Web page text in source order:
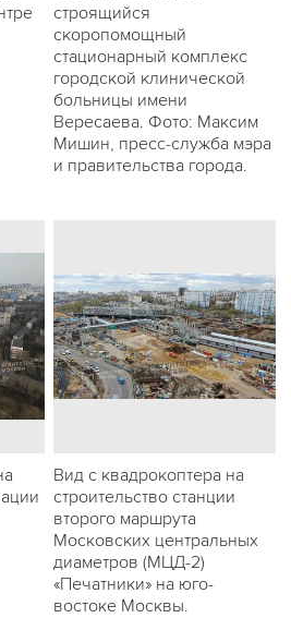
строящийся
скоропомощный
стационарный комплекс
городской клинической
больницы имени
Вересаева. Фото: Максим
Мишин, пресс-служба мэра
и правительства города.
Вид с квадрокоптера на
строительство станции
второго маршрута
Московских центральных
диаметров (МЦД-2)
«Печатники» на юго-
востоке Москвы.